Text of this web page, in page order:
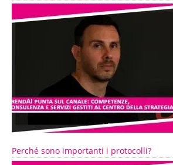
Perché sono importanti i protocolli?